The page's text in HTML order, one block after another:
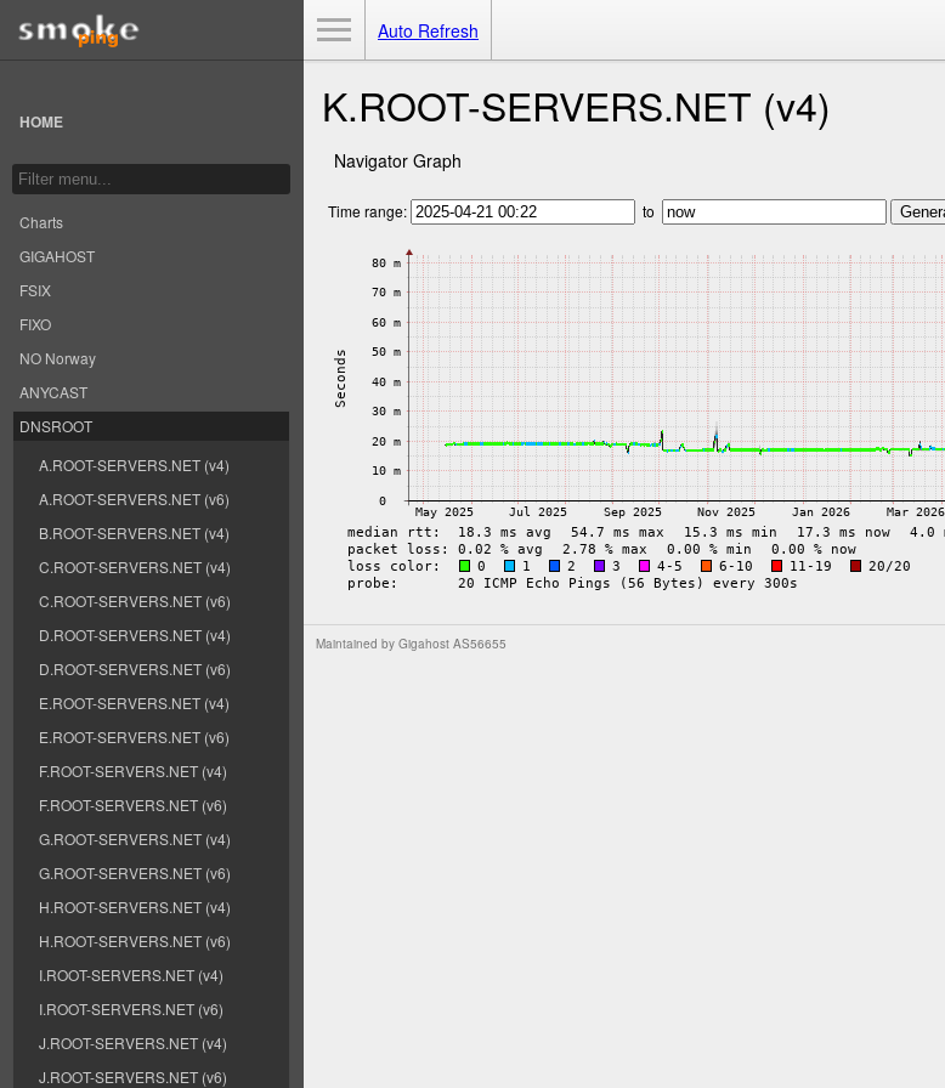
HOME
Charts
GIGAHOST
FSIX
FIXO
NO Norway
ANYCAST
DNSROOT
A.ROOT-SERVERS.NET (v4)
A.ROOT-SERVERS.NET (v6)
B.ROOT-SERVERS.NET (v4)
C.ROOT-SERVERS.NET (v4)
C.ROOT-SERVERS.NET (v6)
D.ROOT-SERVERS.NET (v4)
D.ROOT-SERVERS.NET (v6)
E.ROOT-SERVERS.NET (v4)
E.ROOT-SERVERS.NET (v6)
F.ROOT-SERVERS.NET (v4)
F.ROOT-SERVERS.NET (v6)
G.ROOT-SERVERS.NET (v4)
G.ROOT-SERVERS.NET (v6)
H.ROOT-SERVERS.NET (v4)
H.ROOT-SERVERS.NET (v6)
I.ROOT-SERVERS.NET (v4)
I.ROOT-SERVERS.NET (v6)
J.ROOT-SERVERS.NET (v4)
J.ROOT-SERVERS.NET (v6)
Auto Refresh
K.ROOT-SERVERS.NET (v4)
Navigator Graph
Time range: to
Maintained by Gigahost AS56655